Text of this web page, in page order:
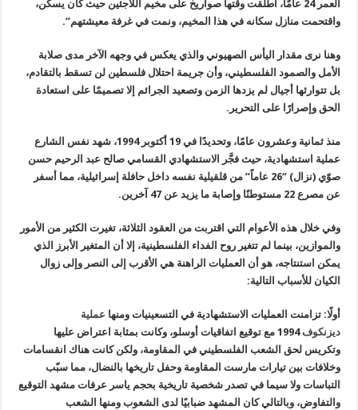
العمر 24 عامًا، أطلقت وقتها صواريخ على مخيم اللاجئين حيث كان يسكن،
واقتحمت منازل سكانه في هذا المخيم، ونمت في غرفة معيشتهم”.
وهنا نرى مقدار اليأس الصهيوني والذي يعكس في وجهه الآخر مدى صلابة
الأمل والصمود الفلسطيني، وأن جريمة احتلال فلسطين لن تسقط بالتقادم،
بل تتوارثها أجيال لم يزدها الزمن وتصعيد الجرائم إلا تصميمًا على استعادة
الحق وإصرارًا على التحرير.
منذ ثمانية وعشرون عامًا، وتحديدًا في 19 أكتوبر 1994، شهد نفس الشارع
عملية استشهادية، حيث فجَّر الاستشهادي القسامي صالح عبد الرحيم حسن
صوّي (نزال) “26 عاماً” من قلقيلية نفسه داخل حافلة إسرائيلية، مما أسفر
عن مصرع 22 مستوطنًا وإصابة ما يزيد عن 47 آخرين.
وفي خلال هذه الأعوام التي اقتربت من العقود الثلاثة، تغيرت الكثير من الأمور
والموازين، بينما لم تتغير روح الفداء الفلسطينية، إلا أن المتغير الأبرز الذي
يمكن استنتاجه، هو أن العمليات الراهنة هي الأقرب إلى النصر وإلى زوال
الكيان للأسباب التالية:
أولًا: تزامنت العمليات الاستشهادية في التسعينيات ومنها عملية
ديزنكوف
1994 مع توقيع اتفاقيات أوسلو، وكانت بمثابة اعتراض عليها
وتكريس لحق الشعب الفلسطيني في المقاومة، ولكن كانت هناك انقسامات
وخلافات بين تيارات مارست المقاومة وحفل تاريخها بالنضال، مما سبّب
التباسات ولا سيما في تصدر شخصية تاريخية بحجم ياسر عرفات مشهد التوقيع
والتفاوض، وبالتالي كان المشهد ضبابيًا لدى الشعوب ومنها الشعب